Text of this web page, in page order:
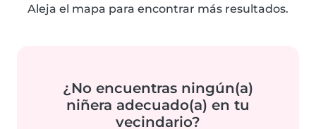
Aleja el mapa para encontrar más resultados.
¿No encuentras ningún(a)
niñera adecuado(a) en tu
vecindario?